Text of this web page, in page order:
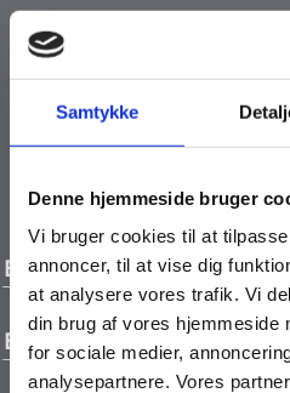
Samtykke
Denne hjemmeside bruger
Vi bruger cookies til at
annoncer, til at vise dig
at analysere vores trafik. Vi
din brug af vores hjemmeside
for sociale medier,
analysepartnere. Vores
Proace Versos elektriske
omkostningseffektiv e-
Batteristørrelser
EV-rækkevidde